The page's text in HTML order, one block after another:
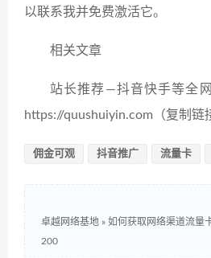
以联系我并免费激活它。
相关文章
站长推荐—抖音快手等全
https://quushuiyin.com（复制链
佣金可观 抖音推广 流量卡
卓越网络基地 » 如何获取网络渠道流量
200